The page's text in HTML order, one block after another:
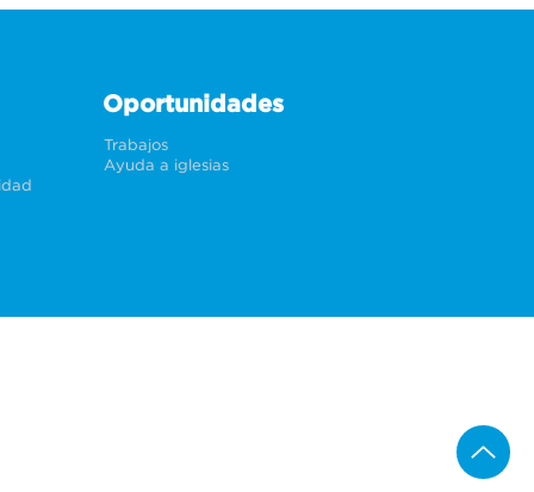
Oportunidades
Trabajos
Ayuda a iglesias